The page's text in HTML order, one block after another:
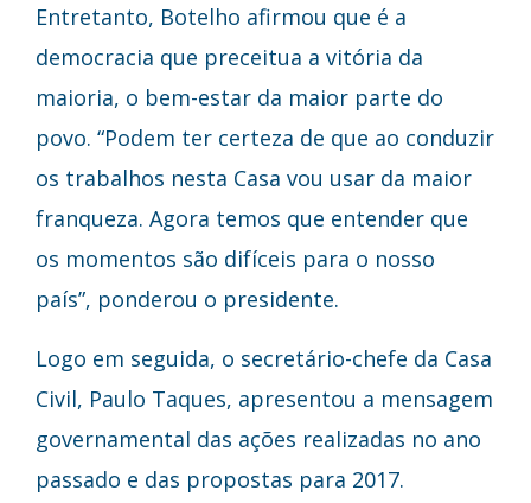
Entretanto, Botelho afirmou que é a
democracia que preceitua a vitória da
maioria, o bem-estar da maior parte do
povo. “Podem ter certeza de que ao conduzir
os trabalhos nesta Casa vou usar da maior
franqueza. Agora temos que entender que
os momentos são difíceis para o nosso
país”, ponderou o presidente.
Logo em seguida, o secretário-chefe da Casa
Civil, Paulo Taques, apresentou a mensagem
governamental das ações realizadas no ano
passado e das propostas para 2017.